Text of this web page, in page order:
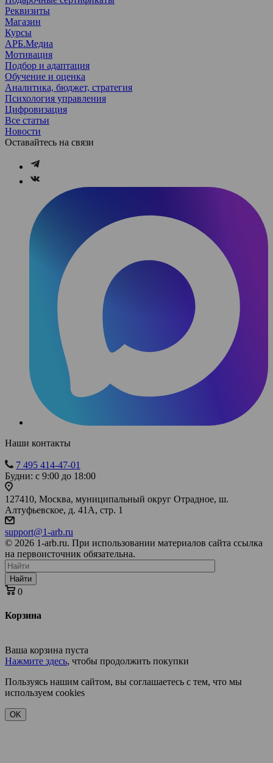
Реквизиты
Магазин
Курсы
АРБ.Медиа
Мотивация
Подбор и адаптация
Обучение и оценка
Аналитика, бюджет, стратегия
Психология управления
Цифровизация
Все статьи
Новости
Оставайтесь на связи
Наши контакты
7 495 414-47-01
Будни: с 9:00 до 18:00
127410, Москва, муниципальный округ Отрадное, ш.
Алтуфьевское, д. 41А, стр. 1
support@1-arb.ru
© 2026 1-arb.ru. При использовании материалов сайта ссылка
на первоисточник обязательна.
Найти
0
Корзина
Ваша корзина пуста
Нажмите здесь, чтобы продолжить покупки
Пользуясь нашим сайтом, вы соглашаетесь с тем, что мы
используем cookies
OK